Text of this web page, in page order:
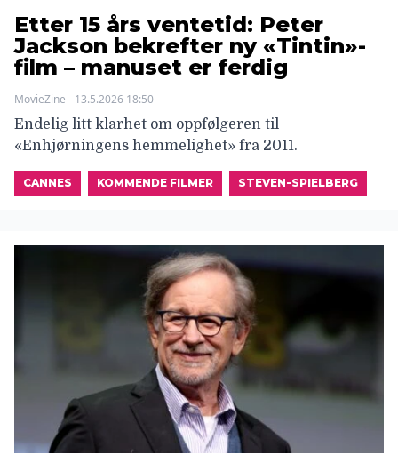
Etter 15 års ventetid: Peter
Jackson bekrefter ny «Tintin»-
film – manuset er ferdig
MovieZine - 13.5.2026 18:50
Endelig litt klarhet om oppfølgeren til
«Enhjørningens hemmelighet» fra 2011.
CANNES KOMMENDE FILMER STEVEN-SPIELBERG